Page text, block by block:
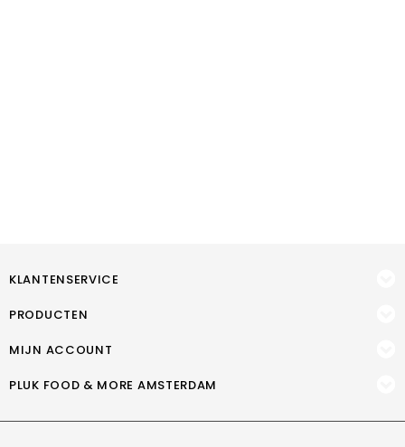
KLANTENSERVICE
PRODUCTEN
MIJN ACCOUNT
PLUK FOOD & MORE AMSTERDAM